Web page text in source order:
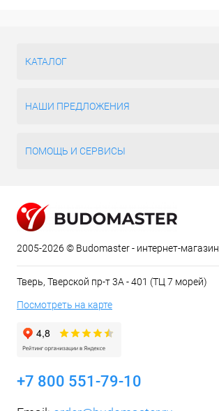
КАТАЛОГ
НАШИ ПРЕДЛОЖЕНИЯ
ПОМОЩЬ И СЕРВИСЫ
2005-2026 © Budomaster - интернет-магазин
Тверь, Тверской пр-т 3А - 401 (ТЦ 7 морей)
Посмотреть на карте
+7 800 551-79-10